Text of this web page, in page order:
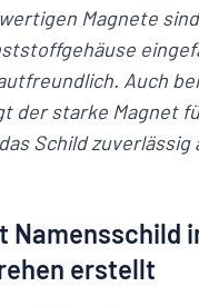
Magnete
Auch
der starke Magnet
Schild zuverlässig
Namensschild
erstellt